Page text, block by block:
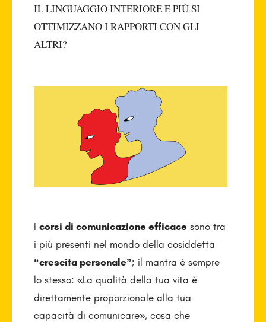
IL LINGUAGGIO INTERIORE E PIÙ SI
OTTIMIZZANO I RAPPORTI CON GLI
ALTRI?
I corsi di comunicazione efficace sono tra
i più presenti nel mondo della cosiddetta
“crescita personale”; il mantra è sempre
lo stesso: «La qualità della tua vita è
direttamente proporzionale alla tua
capacità di comunicare», cosa che